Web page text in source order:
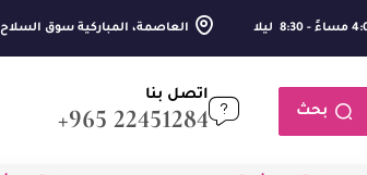
العاصمة، المباركية سوق السلاح
بحث
اتصل بنا
22451284 965+